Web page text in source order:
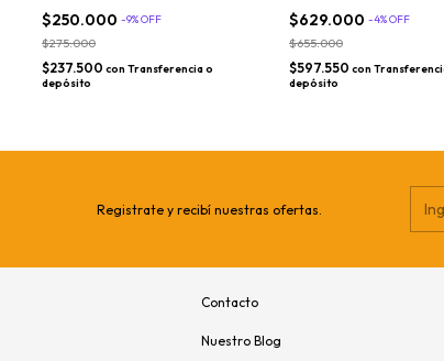
HDMI/USB/VGA
$250.000 -9%OFF
$275.000
$237.500 con Transferencia o
depósito
Ideal estudio y trabajo
$629.000 -4%OFF
$655.000
$597.550 con
depósito
Registrate y recibí nuestras ofertas.
Contacto
Nuestro Blog